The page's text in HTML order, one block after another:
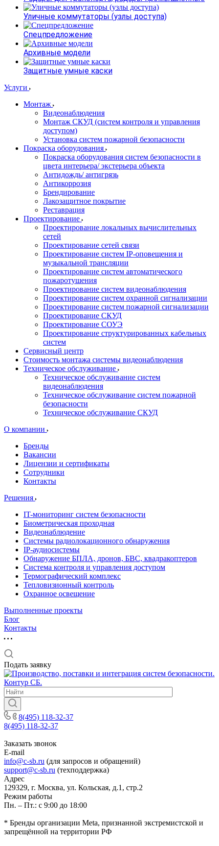
Уличные коммутаторы (узлы доступа)
Спецпредложение
Архивные модели
Защитные умные каски
Услуги
Монтаж
Видеонаблюдения
Монтаж СКУД (систем контроля и управления
доступом)
Установка систем пожарной безопасности
Покраска оборудования
Покраска оборудования систем безопасности в
цвета интерьера/ экстерьера объекта
Антидождь/ антигрязь
Антикоррозия
Брендирование
Лакозащитное покрытие
Реставрация
Проектирование
Проектирование локальных вычислительных
сетей
Проектирование сетей связи
Проектирование систем IP-оповещения и
музыкальной трансляции
Проектирование систем автоматического
пожаротушения
Проектирование систем видеонаблюдения
Проектирование систем охранной сигнализации
Проектирование систем пожарной сигнализации
Проектирование СКУД
Проектирование СОУЭ
Проектирование структурированных кабельных
систем
Сервисный центр
Стоимость монтажа системы видеонаблюдения
Техническое обслуживание
Техническое обслуживание систем
видеонаблюдения
Техническое обслуживание систем пожарной
безопасности
Техническое обслуживание СКУД
О компании
Бренды
Вакансии
Лицензии и сертификаты
Сотрудники
Контакты
Решения
IT-мониторинг систем безопасности
Биометрическая проходная
Видеонаблюдение
Системы радиолокационного обнаружения
IP-аудиосистемы
Обнаружение БПЛА, дронов, БВС, квадракоптеров
Система контроля и управления доступом
Термографический комплекс
Тепловизионный контроль
Охранное освещение
Выполненные проекты
Блог
Контакты
Подать заявку
8(495) 118-32-37
8(495) 118-32-37
Заказать звонок
E-mail
info@c-sb.ru (для запросов и обращений)
support@c-sb.ru (техподдержка)
Адрес
129329, г. Москва, ул. Кольская, д.1, стр.2
Режим работы
Пн. – Пт.: с 9:00 до 18:00
* Бренды организации Meta, признанной экстремистской и
запрещённой на территории РФ